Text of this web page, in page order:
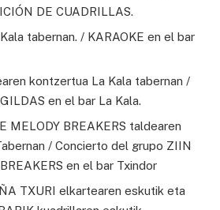
DE CUADRILLAS.
tabernan. / KARAOKE en el bar
kontzertua La Kala tabernan /
en el bar La Kala.
MELODY BREAKERS taldearen
/ Concierto del grupo ZIIN
en el bar Txindor
TXURI elkartearen eskutik eta